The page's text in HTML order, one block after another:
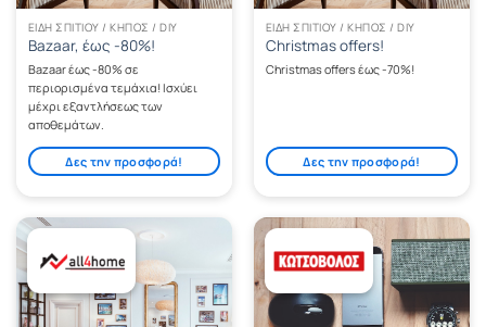
ΕΊΔΗ ΣΠΙΤΙΟΎ / ΚΉΠΟΣ / DIY
Bazaar, έως -80%!
Bazaar έως -80% σε
περιορισμένα τεμάχια! Ισχύει
μέχρι εξαντλήσεως των
αποθεμάτων.
Δες την προσφορά!
ΕΊΔΗ ΣΠΙΤΙΟΎ / ΚΉΠΟΣ / DIY
Christmas offers!
Christmas offers έως -70%!
Δες την προσφορά!